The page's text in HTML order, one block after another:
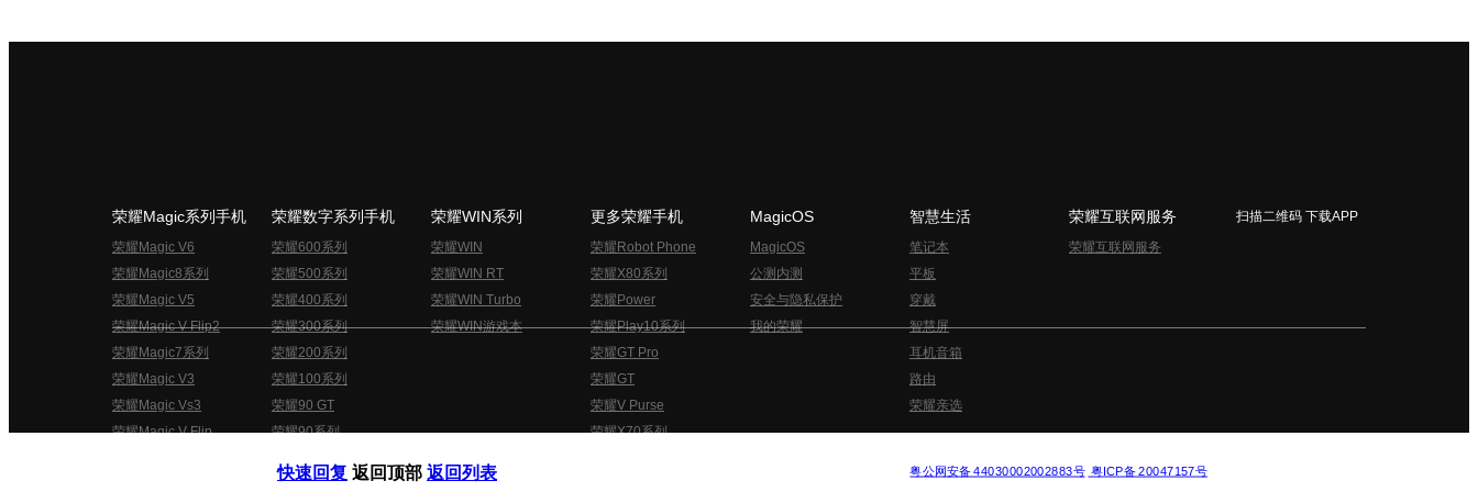
荣耀Magic系列手机
荣耀Magic V6
荣耀Magic8系列
荣耀Magic V5
荣耀Magic V Flip2
荣耀Magic7系列
荣耀Magic V3
荣耀Magic Vs3
荣耀Magic V Flip
荣耀数字系列手机
荣耀600系列
荣耀500系列
荣耀400系列
荣耀300系列
荣耀200系列
荣耀100系列
荣耀90 GT
荣耀90系列
荣耀WIN系列
荣耀WIN
荣耀WIN RT
荣耀WIN Turbo
荣耀WIN游戏本
更多荣耀手机
荣耀Robot Phone
荣耀X80系列
荣耀Power
荣耀Play10系列
荣耀GT Pro
荣耀GT
荣耀V Purse
荣耀X70系列
MagicOS
MagicOS
公测内测
安全与隐私保护
我的荣耀
智慧生活
笔记本
平板
穿戴
智慧屏
耳机音箱
路由
荣耀亲选
荣耀互联网服务
荣耀互联网服务
扫描二维码 下载APP
粤公网安备 44030002002883号 粤ICP备 20047157号
快速回复 返回顶部 返回列表